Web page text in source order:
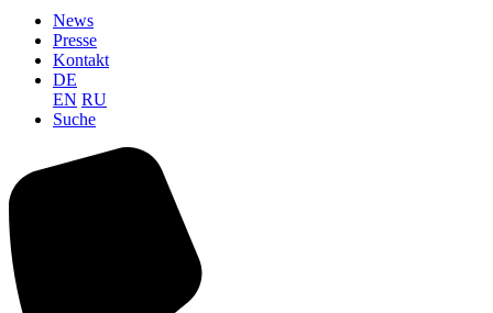
News
Presse
Kontakt
DE
EN RU
Suche